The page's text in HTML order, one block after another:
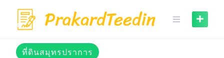
content
ที่ดินสมุทรปราการ